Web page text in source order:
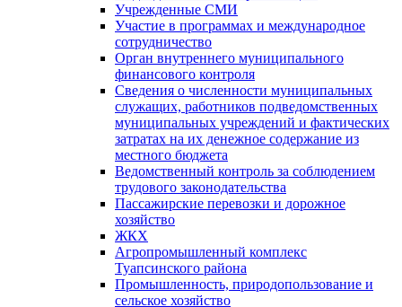
Учрежденные СМИ
Участие в программах и международное
сотрудничество
Орган внутреннего муниципального
финансового контроля
Сведения о численности муниципальных
служащих, работников подведомственных
муниципальных учреждений и фактических
затратах на их денежное содержание из
местного бюджета
Ведомственный контроль за соблюдением
трудового законодательства
Пассажирские перевозки и дорожное
хозяйство
ЖКХ
Агропромышленный комплекс
Туапсинского района
Промышленность, природопользование и
сельское хозяйство